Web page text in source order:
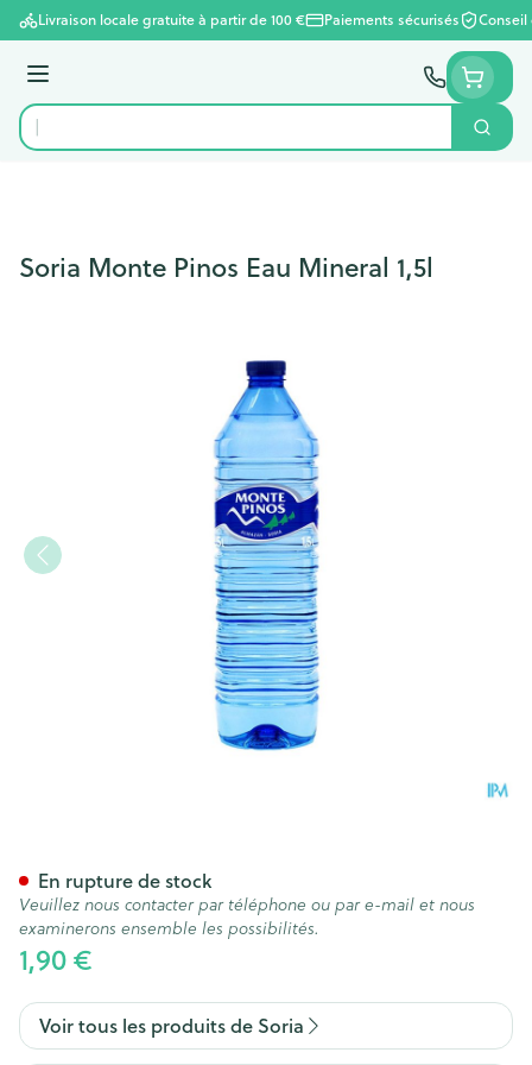
Aller au contenu
Livraison locale gratuite à partir de 100 € Paiements sécurisés
Menu
Rechercher
Soria Monte Pinos Eau Mineral 1,5l
1,90 €
En rupture de stock
Veuillez nous contacter par téléphone ou par e-mail et nous
examinerons ensemble les possibilités.
Voir tous les produits de Soria